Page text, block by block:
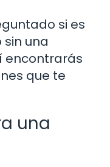
si es
una
encontrarás
que te
una